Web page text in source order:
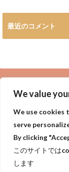
We value
We use cookies
serve
By clicking
このサイトでは
します
最近のコメント
privacy policy
プライバシーポリシー